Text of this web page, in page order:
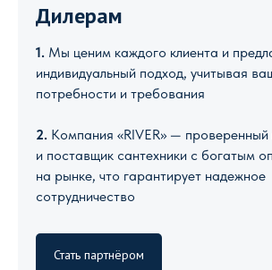
Дилерам
1. Мы ценим каждого клиента и
индивидуальный подход, учитывая
потребности и требования
2. Компания «RIVER» — проверенный
и поставщик сантехники с богатым
на рынке, что гарантирует надежное
сотрудничество
Стать партнёром